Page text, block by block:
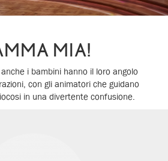
MIA!
i bambini hanno il loro angolo
con gli animatori che guidano
in una divertente confusione.